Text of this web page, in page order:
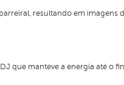
resultando em
manteve a energia até o